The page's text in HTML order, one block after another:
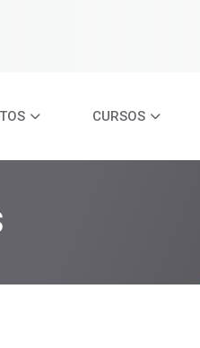
CURSOS